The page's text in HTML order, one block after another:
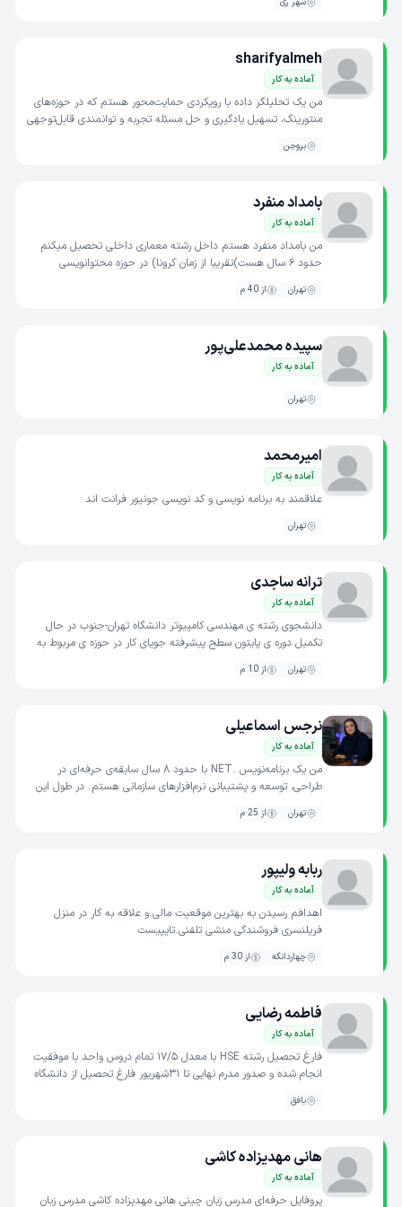
sharifyalmeh
آماده به کار
من یک تحلیلگر داده با رویکردی حمایت‌محور هستم که در حوزه‌های
منتورینگ، تسهیل یادگیری و حل مسئله تجربه و توانمندی قابل‌توجهی
بروجن
بامداد منفرد
آماده به کار
من بامداد منفرد هستم داخل رشته معماری داخلی تحصیل میکنم
حدود ۶ سال هست)تقریبا از زمان کرونا) در حوزه محتوانویسی
تهران از 40 م
سپیده محمدعلی‌پور
آماده به کار
تهران
امیرمحمد
آماده به کار
علاقمند به برنامه نویسی و کد نویسی جونیور فرانت اند
تهران
ترانه ساجدی
آماده به کار
دانشجوی رشته ی مهندسی کامپیوتر دانشگاه تهران-جنوب در حال
تکمیل دوره ی پایتون سطح پیشرفته جویای کار در حوزه ی مربوط به
تهران از 10 م
نرجس اسماعیلی
آماده به کار
من یک برنامه‌نویس .NET با حدود ۸ سال سابقه‌ی حرفه‌ای در
طراحی، توسعه و پشتیبانی نرم‌افزارهای سازمانی هستم. در طول این
تهران از 25 م
ربابه ولیپور
آماده به کار
اهدافم رسیدن به بهترین موقعیت مالی.و علاقه به کار در منزل
فریلنسری فروشندگی منشی تلفنی.تایپیست
چهاردانگه از 30 م
فاطمه رضایی
آماده به کار
فارغ تحصیل رشته HSE با معدل ۱۷/۵ تمام دروس واحد با موفقیت
انجام شده و صدور مدرم نهایی تا ۳۱شهریور فارغ تحصیل از دانشگاه
بافق
هانی مهدیزاده کاشی
آماده به کار
پروفایل حرفه‌ای مدرس زبان چینی هانی مهدیزاده کاشی مدرس زبان